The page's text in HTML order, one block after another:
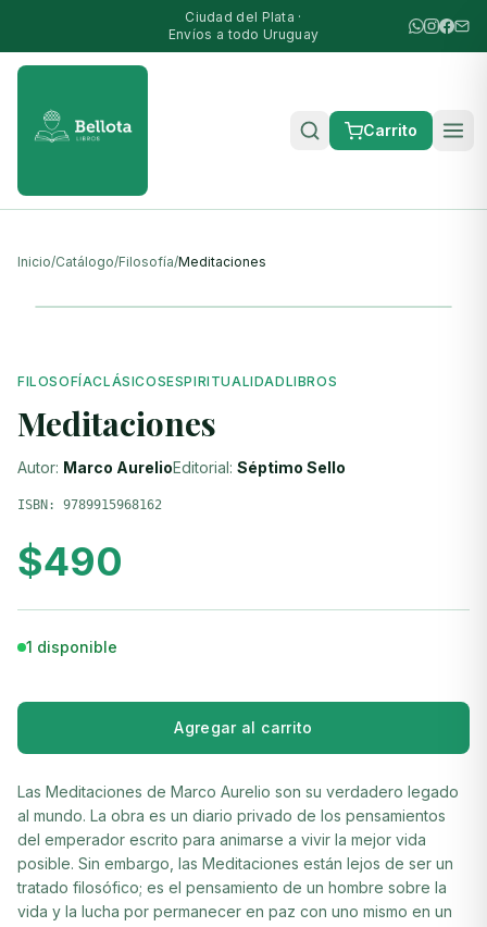
Ciudad del Plata ·
Envíos a todo Uruguay
Carrito
Inicio/Catálogo/Filosofía/Meditaciones
FILOSOFÍACLÁSICOSESPIRITUALIDADLIBROS
Meditaciones
Autor: Marco AurelioEditorial: Séptimo Sello
ISBN: 9789915968162
$490
1 disponible
Agregar al carrito
Las Meditaciones de Marco Aurelio son su verdadero legado
al mundo. La obra es un diario privado de los pensamientos
del emperador escrito para animarse a vivir la mejor vida
posible. Sin embargo, las Meditaciones están lejos de ser un
tratado filosófico; es el pensamiento de un hombre sobre la
vida y la lucha por permanecer en paz con uno mismo en un